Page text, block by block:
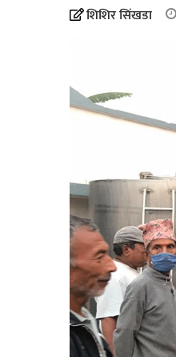
शिशिर सिंखडा